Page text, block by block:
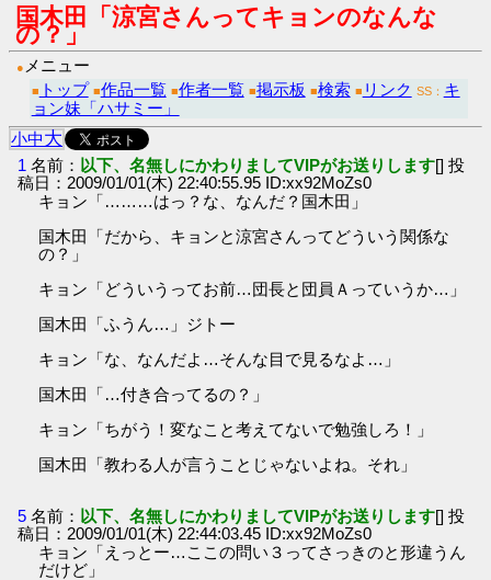
国木田「涼宮さんってキョンのなんな
の？」
● メニュー
■ トップ ■作品一覧 ■作者一覧 ■掲示板 ■検索 ■ リンク SS： キ
ョン妹「ハサミー」
小中大
1 名前： 以下、名無しにかわりましてVIPがお送りします[] 投
稿日：2009/01/01(木) 22:40:55.95 ID:xx92MoZs0
キョン「………はっ？な、なんだ？国木田」
国木田「だから、キョンと涼宮さんってどういう関係な
の？」
キョン「どういうってお前…団長と団員Ａっていうか…」
国木田「ふうん…」ジトー
キョン「な、なんだよ…そんな目で見るなよ…」
国木田「…付き合ってるの？」
キョン「ちがう！変なこと考えてないで勉強しろ！」
国木田「教わる人が言うことじゃないよね。それ」
5 名前： 以下、名無しにかわりましてVIPがお送りします[] 投
稿日：2009/01/01(木) 22:44:03.45 ID:xx92MoZs0
キョン「えっとー…ここの問い３ってさっきのと形違うん
だけど」